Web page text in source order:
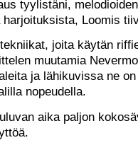
tyylistäni,
Loomis
joita käytän
muutamia
ja lähikuvissa ne
nopeudella.
aika paljon